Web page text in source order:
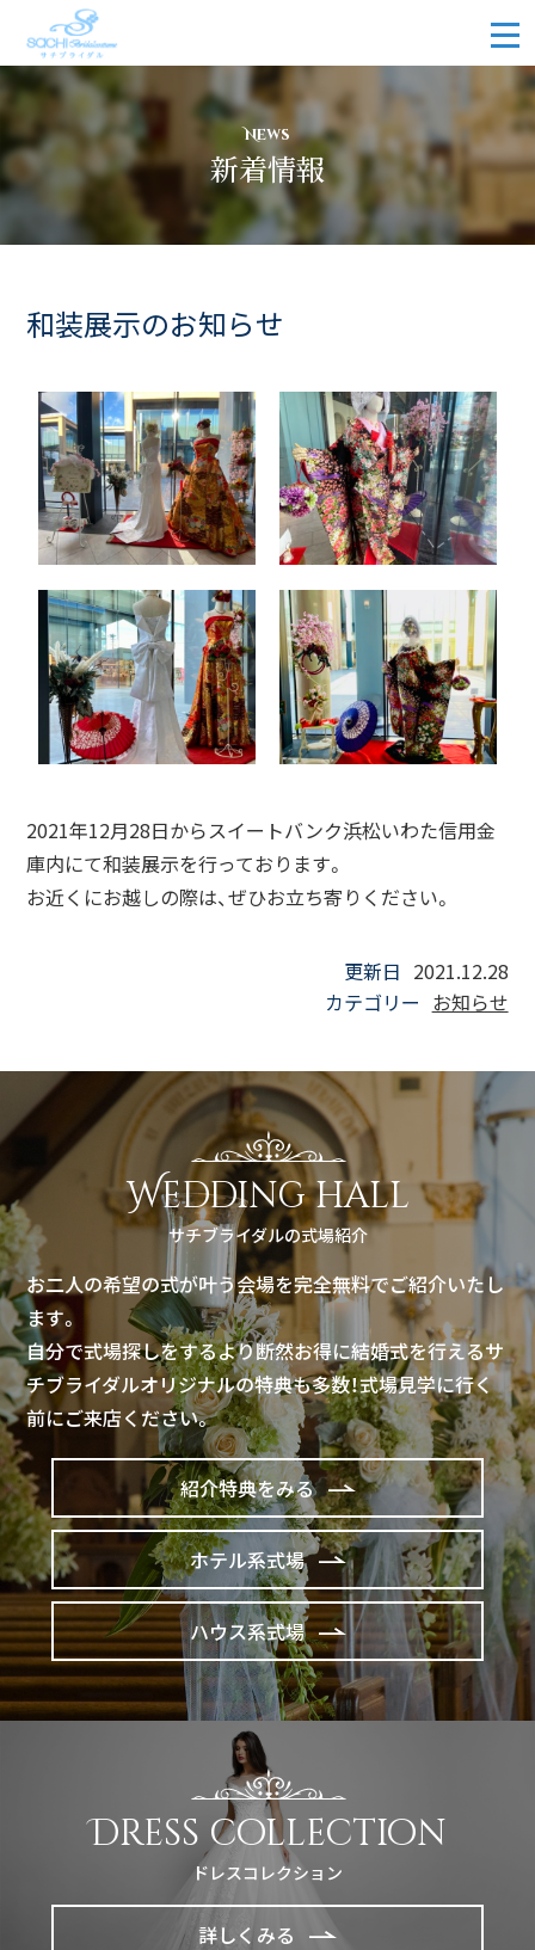
News
新着情報
和装展示のお知らせ
2021年12月28日からスイートバンク浜松いわた信用金
庫内にて和装展示を行っております。
お近くにお越しの際は、ぜひお立ち寄りください。
更新日 2021.12.28
カテゴリー お知らせ
Wedding hall
サチブライダルの式場紹介
お二人の希望の式が叶う会場を完全無料でご紹介いたし
ます。
自分で式場探しをするより断然お得に結婚式を行えるサ
チブライダルオリジナルの特典も多数！式場見学に行く
前にご来店ください。
紹介特典をみる
ホテル系式場
ハウス系式場
Dress collection
ドレスコレクション
詳しくみる